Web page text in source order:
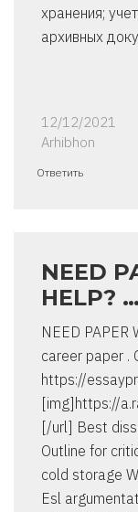
хранения;
архивных
12/12/2021
Arhibhon
Ответить
NEED
HELP? …
NEED
career paper .
https://
[img]https://
[/url] Best
Outline for
cold storage
Esl